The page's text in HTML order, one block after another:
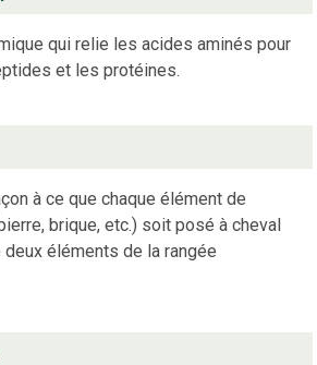
qui relie les acides aminés pour
et les protéines.
à ce que chaque élément de
brique, etc.) soit posé à cheval
deux éléments de la rangée